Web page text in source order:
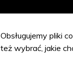
Obsługujemy pliki
też wybrać, jakie